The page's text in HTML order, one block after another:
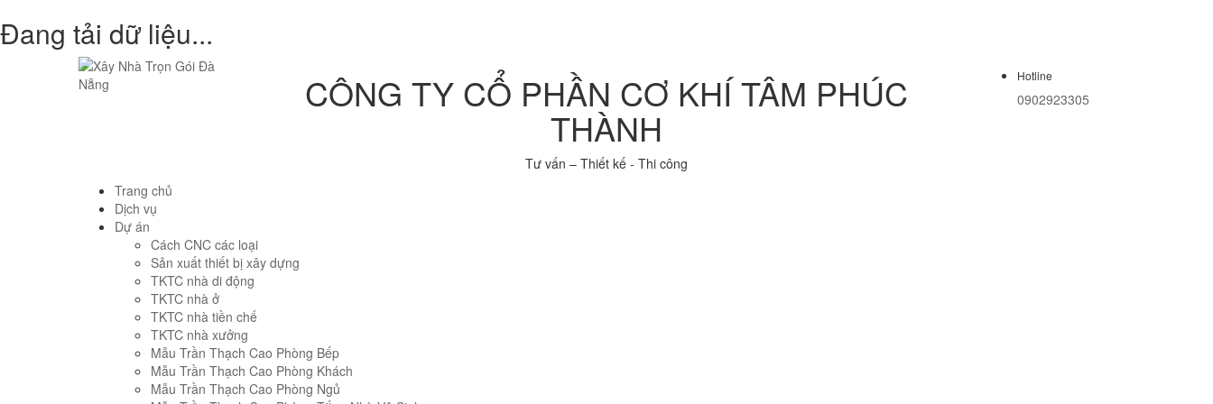
Đang tải dữ liệu...
CÔNG TY CỔ PHẦN CƠ KHÍ TÂM PHÚC
THÀNH
Tư vấn – Thiết kế - Thi công
Hotline
0902923305
Trang chủ
Dịch vụ
Dự án
Cách CNC các loại
Sản xuất thiết bị xây dựng
TKTC nhà di động
TKTC nhà ở
TKTC nhà tiền chế
TKTC nhà xưởng
Mẫu Trần Thạch Cao Phòng Bếp
Mẫu Trần Thạch Cao Phòng Khách
Mẫu Trần Thạch Cao Phòng Ngủ